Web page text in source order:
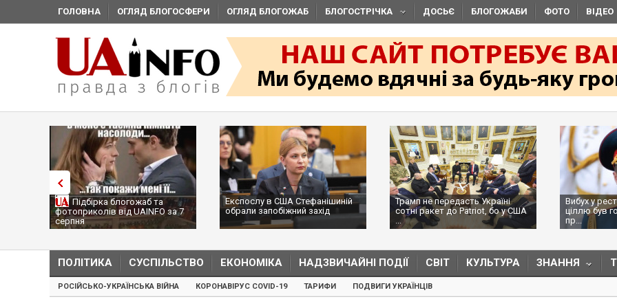
ГОЛОВНА ОГЛЯД БЛОГОСФЕРИ ОГЛЯД БЛОГОЖАБ БЛОГОСТРІЧКА ДОСЬЄ БЛОГОЖАБИ ФОТО ВІДЕО
Підбірка блогожаб та
фотоприколів від UAINFO за 7
серпня
Експослу в США Стефанішиній
обрали запобіжний захід
Трамп не передасть Україні
сотні ракет до Patriot, бо у США
...
Вибух у
ціллю був
пр...
ПОЛІТИКА СУСПІЛЬСТВО ЕКОНОМІКА НАДЗВИЧАЙНІ ПОДІЇ СВІТ КУЛЬТУРА ЗНАННЯ
РОСІЙСЬКО-УКРАЇНСЬКА ВІЙНА КОРОНАВІРУС COVID-19 ТАРИФИ ПОДВИГИ УКРАЇНЦІВ